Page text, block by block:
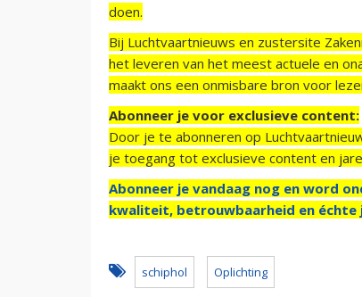
doen.
Bij Luchtvaartnieuws en zustersite
het leveren van het meest actuele en
maakt ons een onmisbare bron voor
Abonneer je voor exclusieve content:
Door je te abonneren op
je toegang tot exclusieve content en
Abonneer je vandaag nog en word
kwaliteit, betrouwbaarheid en échte
schiphol Oplichting